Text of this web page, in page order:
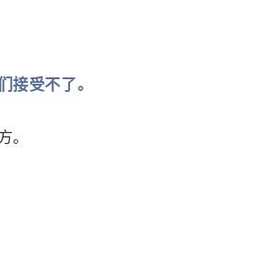
接受不了。
。